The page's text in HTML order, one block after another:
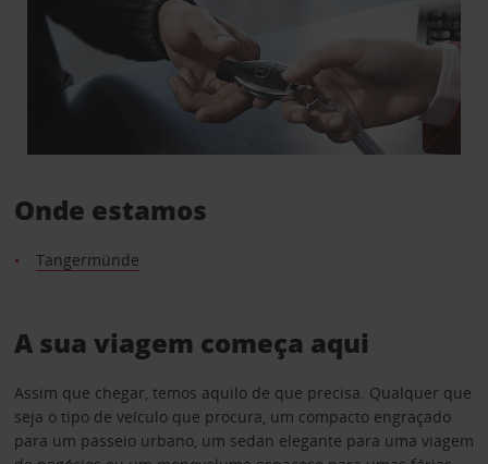
Onde estamos
Tangermünde
A sua viagem começa aqui
Assim que chegar, temos aquilo de que precisa. Qualquer que
seja o tipo de veículo que procura, um compacto engraçado
para um passeio urbano, um sedan elegante para uma viagem